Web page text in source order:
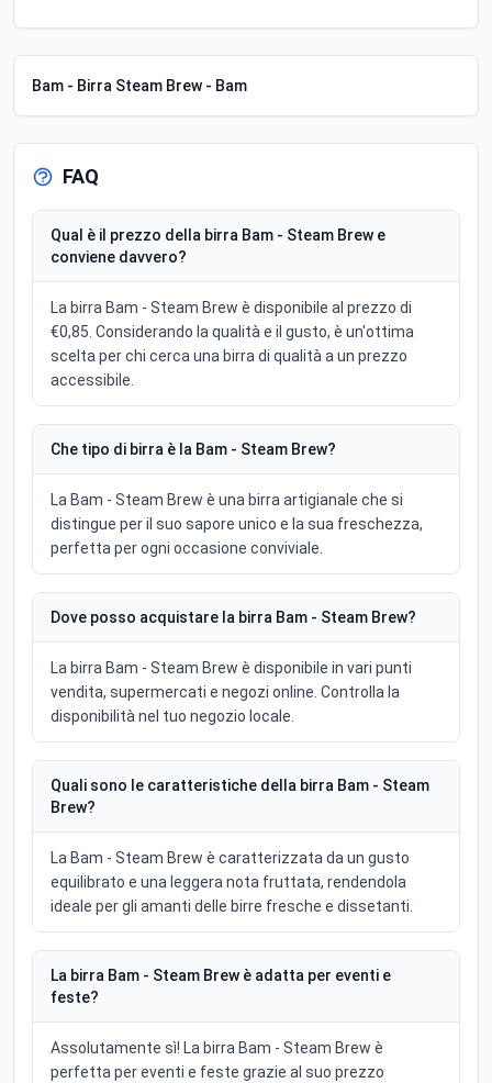
Bam - Birra Steam Brew - Bam
FAQ
Qual è il prezzo della birra Bam - Steam Brew e
conviene davvero?
La birra Bam - Steam Brew è disponibile al prezzo di
€0,85. Considerando la qualità e il gusto, è un'ottima
scelta per chi cerca una birra di qualità a un prezzo
accessibile.
Che tipo di birra è la Bam - Steam Brew?
La Bam - Steam Brew è una birra artigianale che si
distingue per il suo sapore unico e la sua freschezza,
perfetta per ogni occasione conviviale.
Dove posso acquistare la birra Bam - Steam Brew?
La birra Bam - Steam Brew è disponibile in vari punti
vendita, supermercati e negozi online. Controlla la
disponibilità nel tuo negozio locale.
Quali sono le caratteristiche della birra Bam - Steam
Brew?
La Bam - Steam Brew è caratterizzata da un gusto
equilibrato e una leggera nota fruttata, rendendola
ideale per gli amanti delle birre fresche e dissetanti.
La birra Bam - Steam Brew è adatta per eventi e
feste?
Assolutamente sì! La birra Bam - Steam Brew è
perfetta per eventi e feste grazie al suo prezzo